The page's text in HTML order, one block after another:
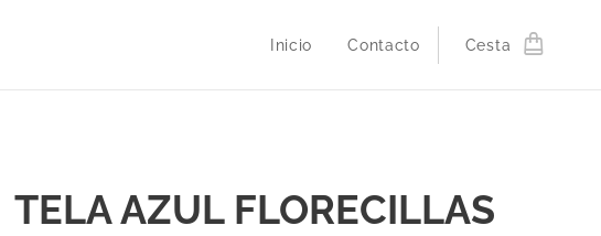
Inicio Contacto Cesta
TELA AZUL FLORECILLAS